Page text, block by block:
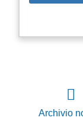
Archivio